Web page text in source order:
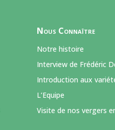
Nous Connaître
Notre histoire
Interview de Frédéric
Introduction aux
L’Equipe
Visite de nos vergers